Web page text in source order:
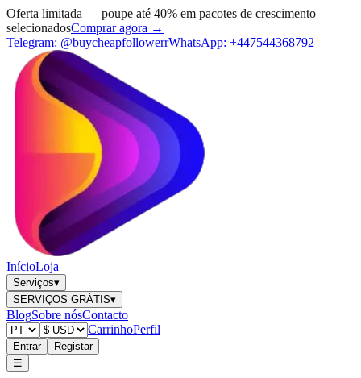
Oferta limitada — poupe até 40% em pacotes de crescimento
selecionadosComprar agora →
Telegram: @buycheapfollowerrWhatsApp: +447544368792
InícioLoja
Serviços▾
SERVIÇOS GRÁTIS▾
BlogSobre nósContacto
CarrinhoPerfil
Entrar
Registar
☰